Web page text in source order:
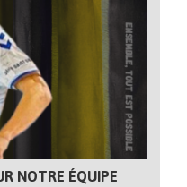
NOTRE ÉQUIPE